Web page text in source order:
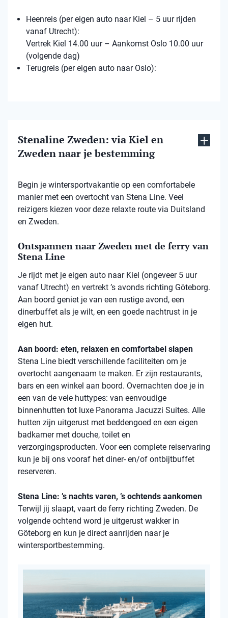
Heenreis (per eigen auto naar Kiel – 5 uur rijden
vanaf Utrecht):
Vertrek Kiel 14.00 uur – Aankomst Oslo 10.00 uur
(volgende dag)
Terugreis (per eigen auto naar Oslo):
Stenaline Zweden: via Kiel en
Zweden naar je bestemming
Begin je wintersportvakantie op een comfortabele
manier met een overtocht van Stena Line. Veel
reizigers kiezen voor deze relaxte route via Duitsland
en Zweden.
Ontspannen naar Zweden met de ferry van
Stena Line
Je rijdt met je eigen auto naar Kiel (ongeveer 5 uur
vanaf Utrecht) en vertrekt ’s avonds richting Göteborg.
Aan boord geniet je van een rustige avond, een
dinerbuffet als je wilt, en een goede nachtrust in je
eigen hut.
Aan boord: eten, relaxen en comfortabel slapen
Stena Line biedt verschillende faciliteiten om je
overtocht aangenaam te maken. Er zijn restaurants,
bars en een winkel aan boord. Overnachten doe je in
een van de vele huttypes: van eenvoudige
binnenhutten tot luxe Panorama Jacuzzi Suites. Alle
hutten zijn uitgerust met beddengoed en een eigen
badkamer met douche, toilet en
verzorgingsproducten. Voor een complete reiservaring
kun je bij ons vooraf het diner- en/of ontbijtbuffet
reserveren.
Stena Line: ’s nachts varen, ’s ochtends aankomen
Terwijl jij slaapt, vaart de ferry richting Zweden. De
volgende ochtend word je uitgerust wakker in
Göteborg en kun je direct aanrijden naar je
wintersportbestemming.